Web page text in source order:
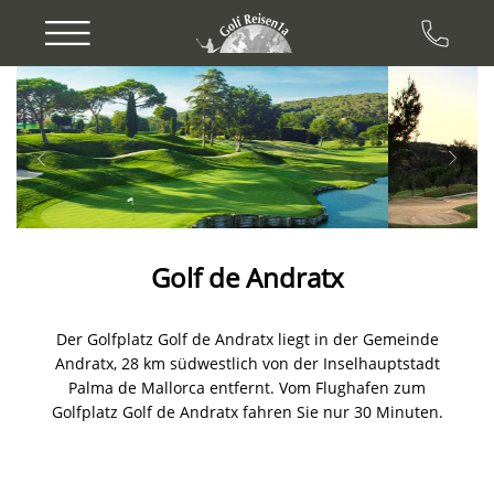
Previous Next
Golf de Andratx
Der Golfplatz Golf de Andratx liegt in der Gemeinde
Andratx, 28 km südwestlich von der Inselhauptstadt
Palma de Mallorca entfernt. Vom Flughafen zum
Golfplatz Golf de Andratx fahren Sie nur 30 Minuten.